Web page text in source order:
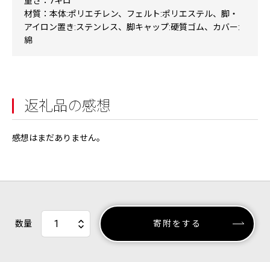
材質：本体:ポリエチレン、フェルト:ポリエステル、脚・
アイロン置き:ステンレス、脚キャップ:硬質ゴム、カバー:
綿
返礼品の感想
感想はまだありません。
数量 寄附をする